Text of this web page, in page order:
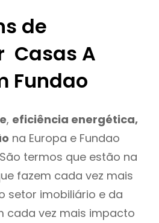
de
Casas A
Fundao
, eficiência energética,
na Europa e Fundao
termos que estão na
fazem cada vez mais
setor imobiliário e da
cada vez mais impacto